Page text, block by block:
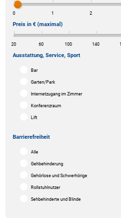
0 1 2
Preis in € (maximal)
20 60 100 140
Ausstattung, Service, Sport
Bar
Garten/Park
Internetzugang im Zimmer
Konferenzraum
Lift
Barrierefreiheit
Alle
Gehbehinderung
Gehörlose und Schwerhörige
Rollstuhlnutzer
Sehbehinderte und Blinde